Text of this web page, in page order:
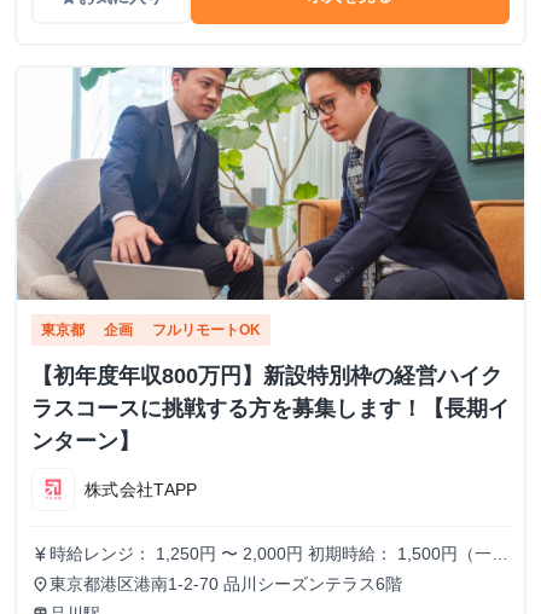
東京都 企画 フルリモートOK
【初年度年収800万円】新設特別枠の経営ハイク
ラスコースに挑戦する方を募集します！【長期イ
ンターン】
株式会社TAPP
currency_yen 時給レンジ： 1,250円 〜 2,000円 初期時給： 1,500円（一律
スタート） 改定タイミング： 3ヶ月ごとの契約更新時 評価
基準： 以下の4項目を5段階でスコアリングし、時給を決
place東京都港区港南1-2-70 品川シーズンテラス6階